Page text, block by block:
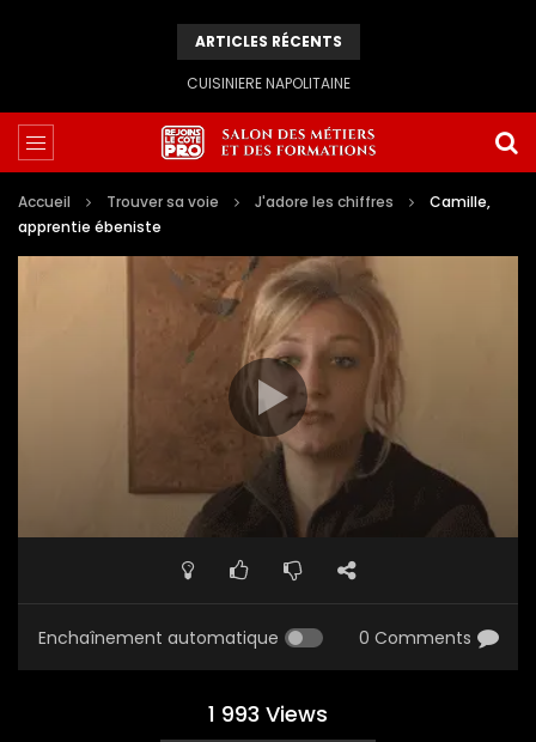
ARTICLES RÉCENTS
CUISINIERE NAPOLITAINE
Accueil Trouver sa voie J'adore les chiffres
Camille,
apprentie ébeniste
Enchaînement automatique 0 Comments
1 993 Views